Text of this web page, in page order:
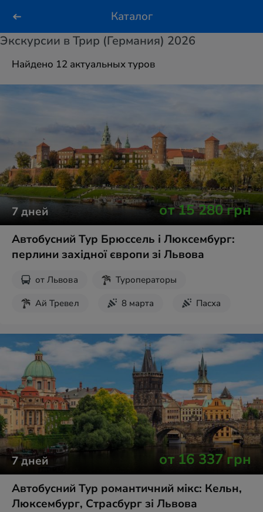
Каталог
Экскурсии в Трир (Германия) 2026
Найдено 12 актуальных туров
7дней от15 280грн
Автобусний Тур Брюссель і Люксембург:
перлини західної європи зі Львова
от Львова
Туроператоры
Ай Тревел
8 марта
Пасха
7дней от16 337грн
Автобусний Тур романтичний мікс: Кельн,
Люксембург, Страсбург зі Львова